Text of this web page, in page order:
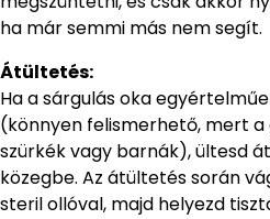
ha már semmi más nem segít.
Átültetés:
Ha a sárgulás oka
(könnyen felismerhető, mert a
szürkék vagy barnák), ültesd
közegbe. Az átültetés során
steril ollóval, majd helyezd